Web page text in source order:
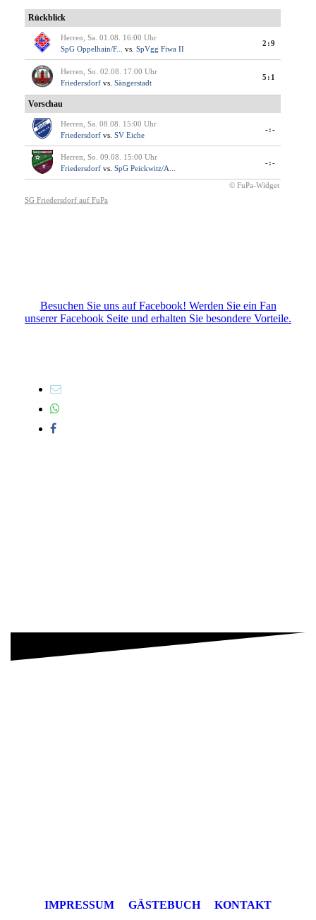
Besuchen Sie uns auf Facebook! Werden Sie ein Fan
unserer Facebook Seite und erhalten Sie besondere Vorteile.
IMPRESSUM GÄSTEBUCH KONTAKT